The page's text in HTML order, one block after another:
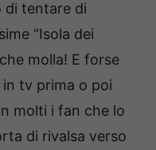
di tentare di
“Isola dei
molla! E forse
tv prima o poi
molti i fan che lo
di rivalsa verso